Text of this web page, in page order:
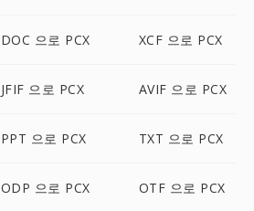
DOC 으로 PCX XCF 으로 PCX
JFIF 으로 PCX AVIF 으로 PCX
PPT 으로 PCX TXT 으로 PCX
ODP 으로 PCX OTF 으로 PCX